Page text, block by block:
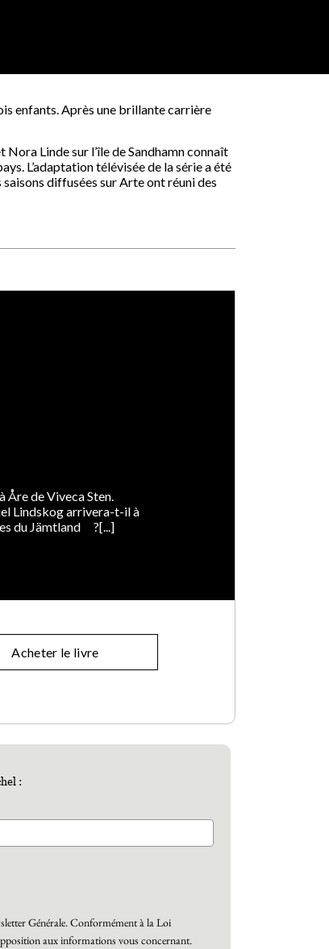
enfants. Après une brillante carrière
Linde sur l’île de Sandhamn connaît
L’adaptation télévisée de la série a été
saisons diffusées sur Arte ont réuni des
Åre de Viveca Sten.
Lindskog arrivera-t-il à
du Jämtland ?[...]
Acheter le livre
:
Générale. Conformément à la Loi
aux informations vous concernant.